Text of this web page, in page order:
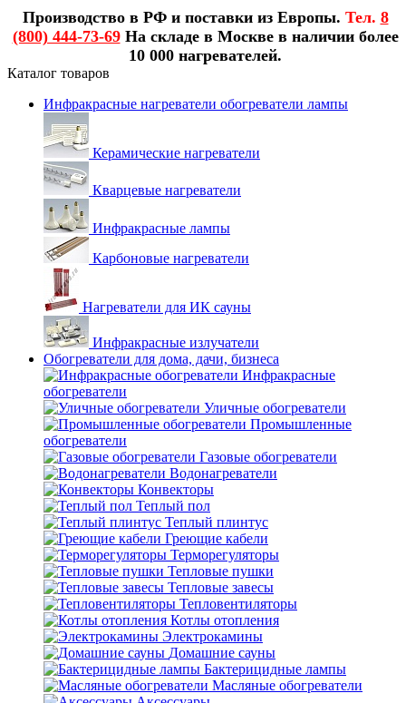
Производство в РФ и поставки из Европы. Тел. 8
(800) 444-73-69На складе в Москве в наличии более
10 000 нагревателей.
Каталог товаров
Инфракрасные нагреватели обогреватели лампы
Керамические нагреватели
Кварцевые нагреватели
Инфракрасные лампы
Карбоновые нагреватели
Нагреватели для ИК сауны
Инфракрасные излучатели
Обогреватели для дома, дачи, бизнеса
Инфракрасные
обогреватели
Уличные обогреватели
Промышленные
обогреватели
Газовые обогреватели
Водонагреватели
Конвекторы
Теплый пол
Теплый плинтус
Греющие кабели
Терморегуляторы
Тепловые пушки
Тепловые завесы
Тепловентиляторы
Котлы отопления
Электрокамины
Домашние сауны
Бактерицидные лампы
Масляные обогреватели